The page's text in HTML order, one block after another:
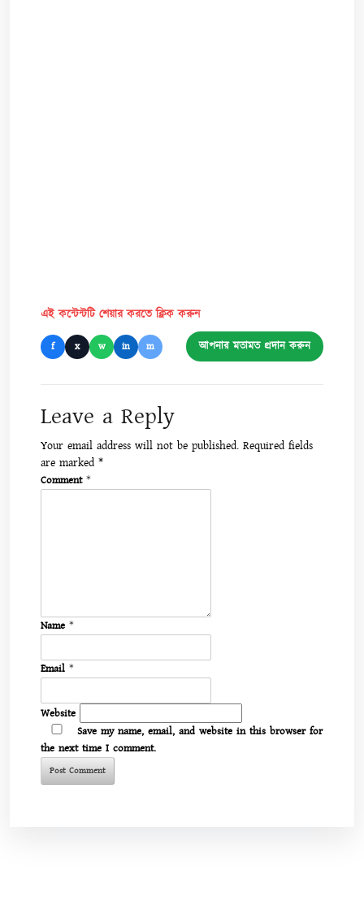
এই কন্টেন্টটি শেয়ার করতে ক্লিক করুন
f x w in m আপনার মতামত প্রদান করুন
Leave a Reply
Your email address will not be published. Required fields
are marked *
Comment *
Name *
Email *
Website
Save my name, email, and website in this browser for
the next time I comment.